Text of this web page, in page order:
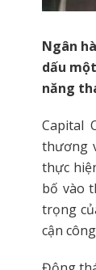
Ngân
dấu
năng
Capital
thương
thực
bố vào
trọng
cận